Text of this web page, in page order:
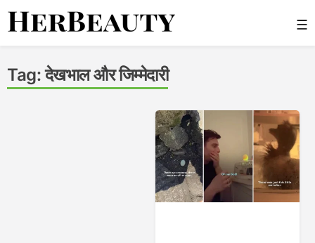
Skip
☰
Tag:देखभाल और जिम्मेदारी